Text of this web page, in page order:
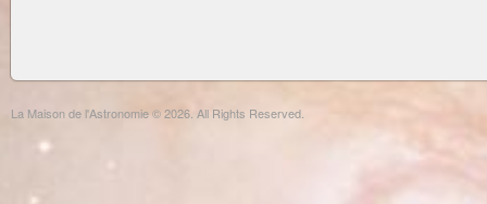
La Maison de l'Astronomie © 2026. All Rights Reserved.